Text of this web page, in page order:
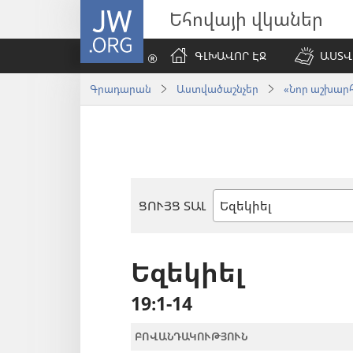
JW.ORG Եհովայի վկաներ
ԳԼԽԱՎՈՐ ԷՋ
Գրադարան Աստվածաշնչեր «Նոր
ՑՈՒՅՑ ՏԱԼ
Աստվածաշնչյան
Եզեկիել
19։1-14
ԲՈՎԱՆԴԱԿՈՒԹՅՈՒՆ